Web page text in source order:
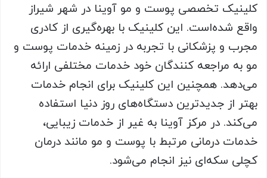
کلینیک تخصصی پوست و مو آوینا در شهر شیراز
واقع شده‌است. این کلینیک با بهره‌گیری از کادری
مجرب و پزشکانی با تجربه در زمینه خدمات پوست و
مو به مراجعه کنندگان خود خدمات مختلفی ارائه
می‌دهد. همچنین این کلینیک برای انجام خدمات
بهتر از جدیدترین دستگاه‌های روز دنیا استفاده
می‌کند. در مرکز آوینا به غیر از خدمات زیبایی،
خدمات درمانی مرتبط با پوست و مو مانند درمان
کچلی سکه‌ای نیز انجام می‌شود.